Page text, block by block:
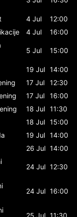
4 Jul
12:00
4 Jul
16:00
5 Jul 15:00
19 Jul 14:00
17 Jul
12:30
17 Jul
16:00
18 Jul 11:30
18 Jul 15:00
19 Jul 14:00
26 Jul 14:00
24 Jul 12:30
24 Jul 16:00
25 Jul 11:30